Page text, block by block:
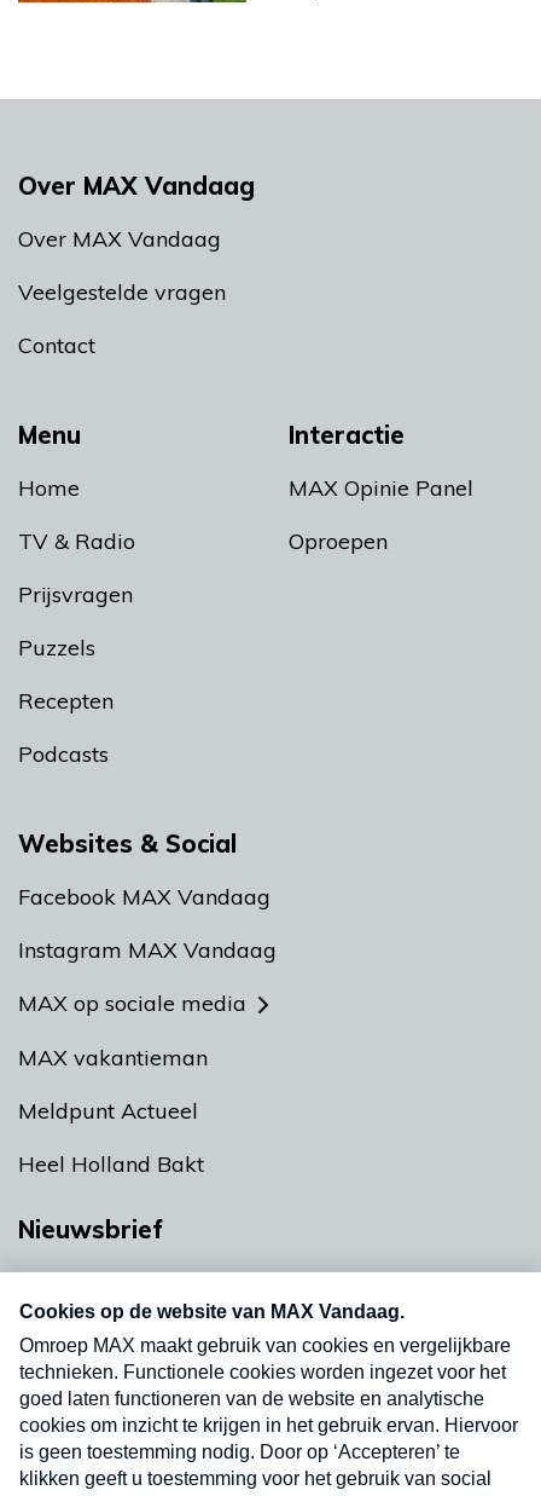
Menu
Home
TV & Radio
Prijsvragen
Puzzels
Recepten
Podcasts
Interactie
MAX Opinie Panel
Oproepen
Over MAX Vandaag
Over MAX Vandaag
Veelgestelde vragen
Contact
Websites & Social
Facebook MAX Vandaag
Instagram MAX Vandaag
MAX op sociale media
MAX vakantieman
Meldpunt Actueel
Heel Holland Bakt
Nieuwsbrief
nieuwsbrief. Elke vrijdag- en dinsdagochtend in
uw mailbox.
Verzend